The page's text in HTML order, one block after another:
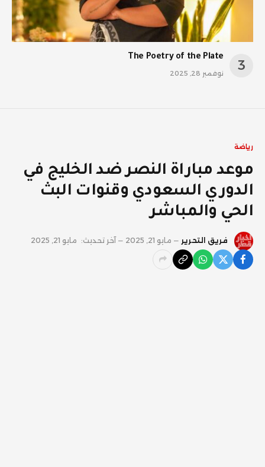
The Poetry of the Plate
نوفمبر 28, 2025
رياضة
موعد مباراة النصر ضد الخليج في
الدوري السعودي وقنوات البث
الحي والمباشر
فريق التحرير مايو 21, 2025 آخر تحديث: مايو 21, 2025